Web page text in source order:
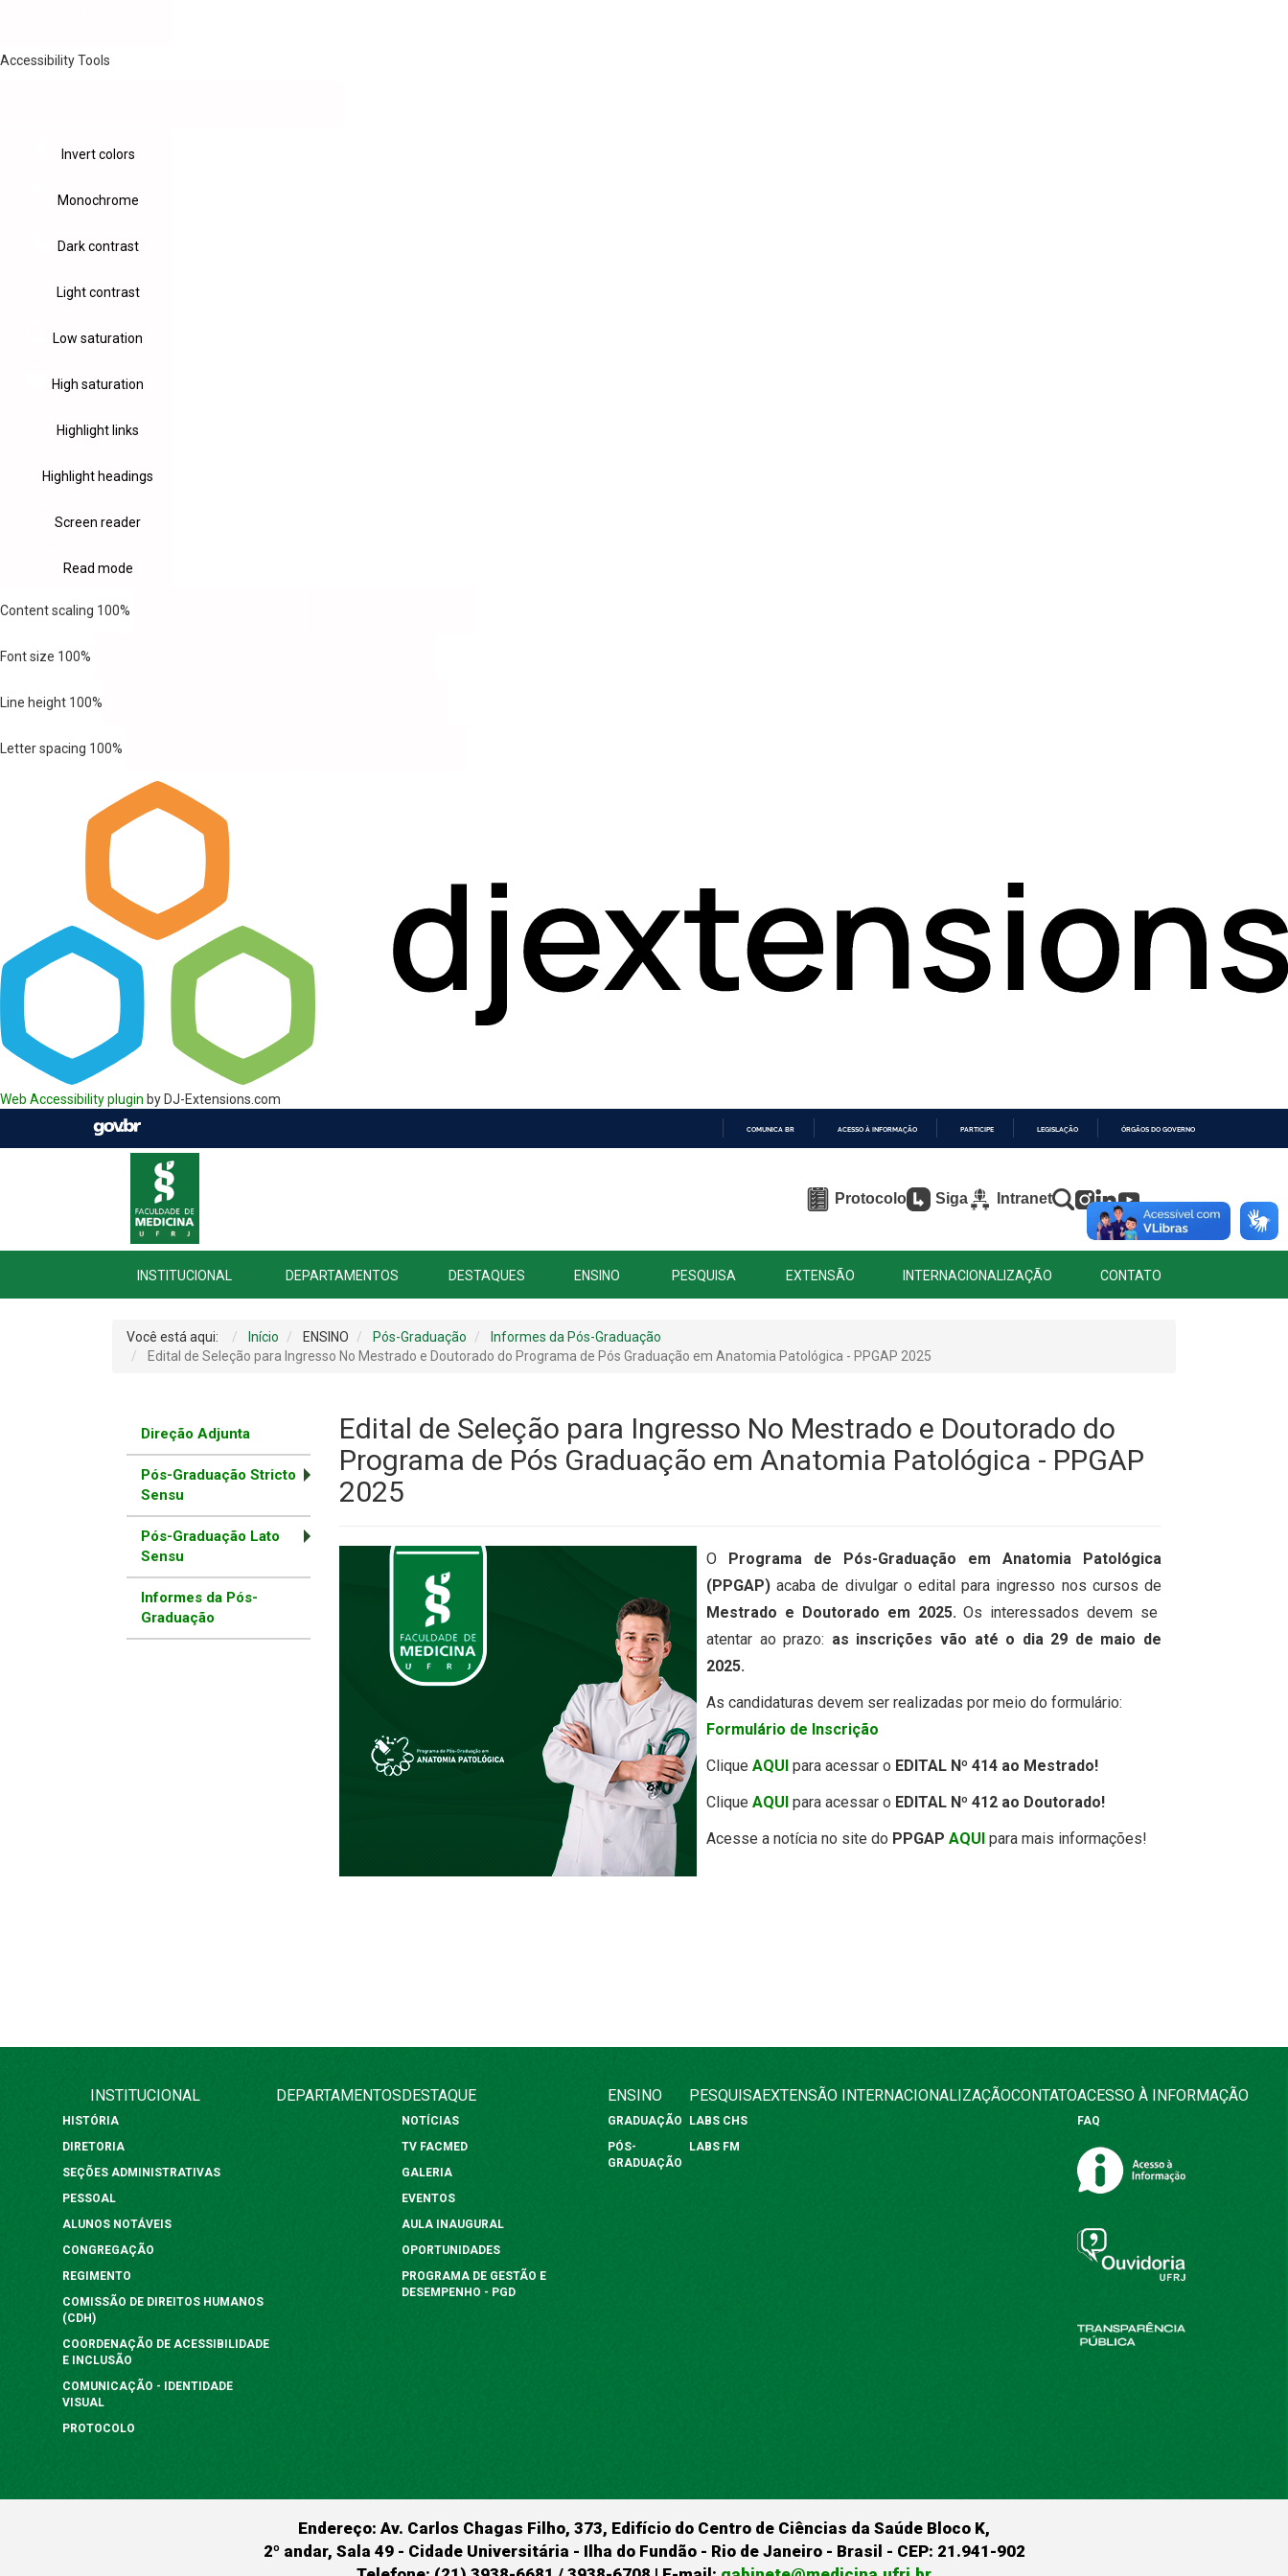
Accessibility Tools
Invert colors
Monochrome
Dark contrast
Light contrast
Low saturation
High saturation
Highlight links
Highlight headings
Screen reader
Read mode
Content scaling 100%
Font size 100%
Line height 100%
Letter spacing 100%
Web Accessibility plugin by DJ-Extensions.com
COMUNICA BR ACESSO À INFORMAÇÃO PARTICIPE LEGISLAÇÃO ÓRGÃOS DO GOVERNO
Protocolo Siga Intranet
INSTITUCIONAL DEPARTAMENTOS DESTAQUES ENSINO PESQUISA EXTENSÃO INTERNACIONALIZAÇÃO CONTATO
Você está aqui: Início ENSINO Pós-Graduação
Informes da Pós-Graduação
Edital de Seleção para Ingresso No Mestrado e Doutorado do Programa de Pós Graduação em Anatomia Patológica - PPGAP 2025
Direção Adjunta
Pós-Graduação Stricto
Sensu
Pós-Graduação Lato
Sensu
Informes da Pós-
Graduação
Edital de Seleção para Ingresso No Mestrado e Doutorado do
Programa de Pós Graduação em Anatomia Patológica - PPGAP
2025
O
Programa de Pós-Graduação em Anatomia Patológica
(PPGAP)acaba de divulgar o edital para ingresso nos cursos de
Mestrado e Doutorado em 2025.Os interessados devem se
atentar ao prazo: as inscrições vão até o dia 29 de maio de
2025.
As candidaturas devem ser realizadas por meio do formulário:
Formulário de Inscrição
Clique AQUI para acessar o EDITAL Nº 414 ao Mestrado!
Clique AQUI para acessar o EDITAL Nº 412 ao Doutorado!
Acesse a notícia no site do PPGAP AQUI para mais informações!
INSTITUCIONAL
HISTÓRIA
DIRETORIA
SEÇÕES ADMINISTRATIVAS
PESSOAL
ALUNOS NOTÁVEIS
CONGREGAÇÃO
REGIMENTO
COMISSÃO DE DIREITOS HUMANOS
(CDH)
COORDENAÇÃO DE ACESSIBILIDADE
E INCLUSÃO
COMUNICAÇÃO - IDENTIDADE
VISUAL
PROTOCOLO
DEPARTAMENTOSDESTAQUE
NOTÍCIAS
TV FACMED
GALERIA
EVENTOS
AULA INAUGURAL
OPORTUNIDADES
PROGRAMA DE GESTÃO E
DESEMPENHO - PGD
ENSINO
GRADUAÇÃO
PÓS-
GRADUAÇÃO
PESQUISA
LABS CHS
LABS FM
EXTENSÃO INTERNACIONALIZAÇÃOCONTATOACESSO À INFORMAÇÃO
FAQ
Endereço: Av. Carlos Chagas Filho, 373, Edifício do Centro de Ciências da Saúde Bloco K,
2º andar, Sala 49 - Cidade Universitária - Ilha do Fundão - Rio de Janeiro - Brasil - CEP: 21.941-902